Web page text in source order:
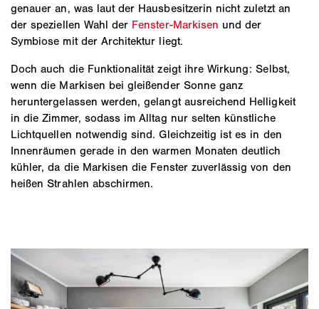
genauer an, was laut der Hausbesitzerin nicht zuletzt an
der speziellen Wahl der Fenster-Markisen und der
Symbiose mit der Architektur liegt.
Doch auch die Funktionalität zeigt ihre Wirkung: Selbst,
wenn die Markisen bei gleißender Sonne ganz
heruntergelassen werden, gelangt ausreichend Helligkeit
in die Zimmer, sodass im Alltag nur selten künstliche
Lichtquellen notwendig sind. Gleichzeitig ist es in den
Innenräumen gerade in den warmen Monaten deutlich
kühler, da die Markisen die Fenster zuverlässig von den
heißen Strahlen abschirmen.